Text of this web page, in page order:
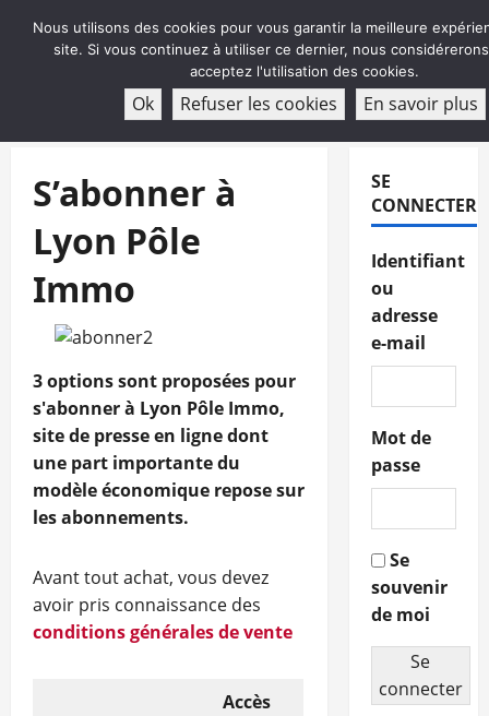
ABONNEMENT
S’abonner à
Lyon Pôle
Immo
3 options sont proposées pour
s'abonner à Lyon Pôle Immo,
site de presse en ligne dont
une part importante du
modèle économique repose sur
les abonnements.
Avant tout achat, vous devez
avoir pris connaissance des
conditions générales de vente
Accès
SE
CONNECTER
Identifiant
ou
adresse
e-mail
Mot de
passe
Se
souvenir
de moi
Se
connecter
Nous utilisons des cookies pour vous garantir la meilleure
site. Si vous continuez à utiliser ce dernier, nous
acceptez l'utilisation des cookies.
Ok Refuser les cookies En savoir plus